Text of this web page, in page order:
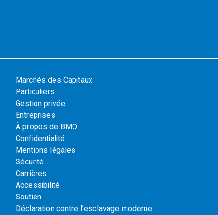
Marchés des Capitaux
Particuliers
Gestion privée
Entreprises
À propos de BMO
Confidentialité
Mentions légales
Sécurité
Carrières
Accessibilité
Soutien
Déclaration contre l’esclavage moderne